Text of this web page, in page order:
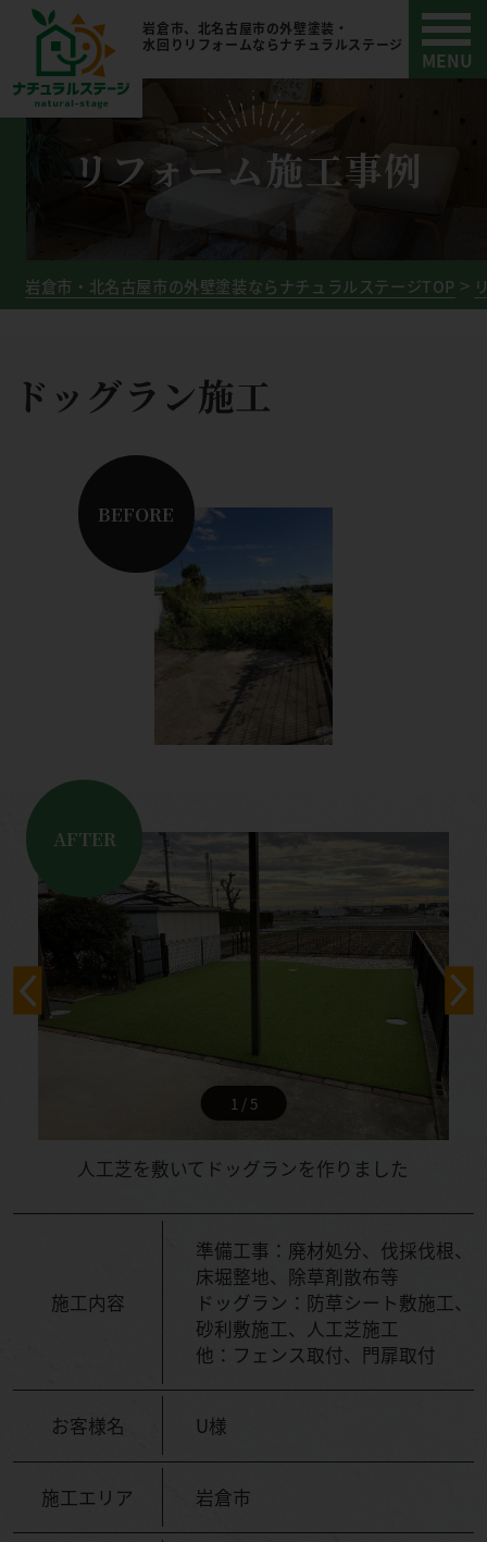
岩倉市、北名古屋市の外壁塗装・
水回りリフォームならナチュラルステージ
リフォーム施工事例
岩倉市・北名古屋市の外壁塗装ならナチュラルステージTOP
ドッグラン施工
BEFORE
AFTER
人工芝を敷いてドッグランを作りました
1 / 5
施工内容
準備工事：廃材処分、伐採伐根、
床堀整地、除草剤散布等
ドッグラン：防草シート敷施工、
砂利敷施工、人工芝施工
他：フェンス取付、門扉取付
お客様名 U様
施工エリア 岩倉市